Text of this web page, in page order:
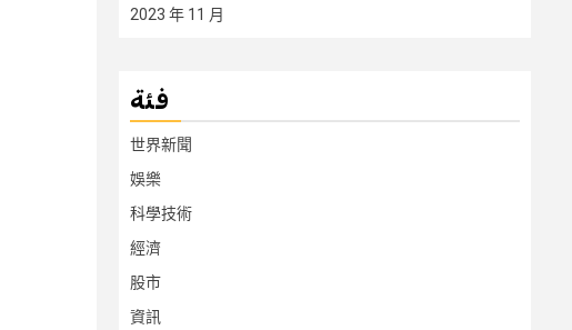
2023 年 11 月
فئة
世界新聞
娛樂
科學技術
經濟
股市
資訊